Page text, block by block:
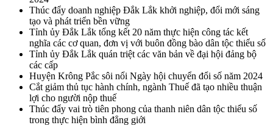
Thúc đẩy doanh nghiệp Đắk Lắk khởi nghiệp, đổi mới sáng
tạo và phát triển bền vững
Tỉnh ủy Đắk Lắk tổng kết 20 năm thực hiện công tác kết
nghĩa các cơ quan, đơn vị với buôn đồng bào dân tộc thiểu số
Tỉnh ủy Đắk Lắk quán triệt các văn bản về đại hội đảng bộ
các cấp
Huyện Krông Pắc sôi nổi Ngày hội chuyển đổi số năm 2024
Cắt giảm thủ tục hành chính, ngành Thuế đã tạo nhiều thuận
lợi cho người nộp thuế
Thúc đẩy vai trò tiên phong của thanh niên dân tộc thiểu số
trong thực hiện bình đẳng giới